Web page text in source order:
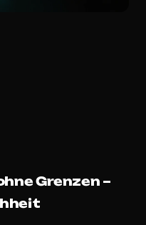
Grenzen –